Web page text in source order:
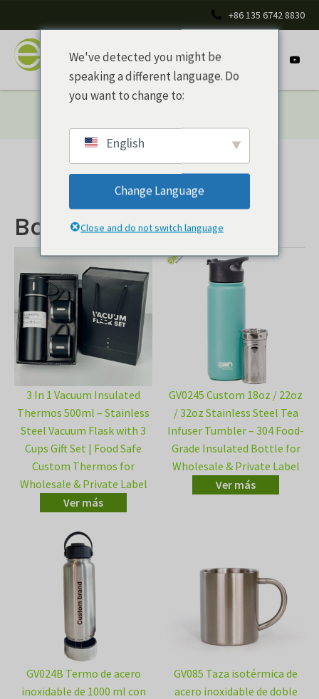
+86 135 6742 8830
Botella de acero
3 In 1 Vacuum Insulated
Thermos 500ml – Stainless
Steel Vacuum Flask with 3
Cups Gift Set | Food Safe
Custom Thermos for
Wholesale & Private Label
Ver más
GV0245 Custom 18oz / 22oz
/ 32oz Stainless Steel Tea
Infuser Tumbler – 304 Food-
Grade Insulated Bottle for
Wholesale & Private Label
Ver más
GV024B Termo de acero
inoxidable de 1000 ml con
GV085 Taza isotérmica de
acero inoxidable de doble
We've detected you might be
speaking a different language. Do
you want to change to:
English
Change Language
Close and do not switch language